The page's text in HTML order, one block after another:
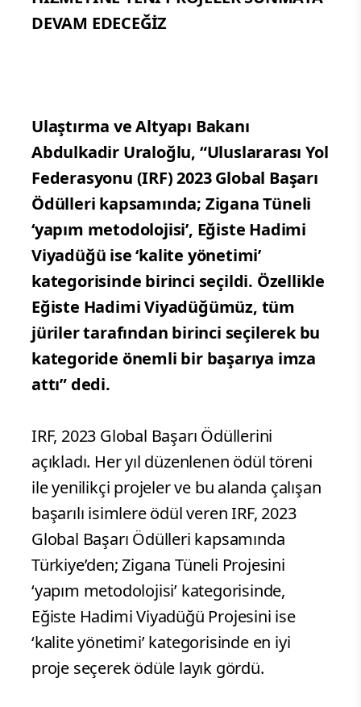
DEVAM EDECEĞİZ
Ulaştırma ve Altyapı Bakanı
Abdulkadir Uraloğlu, “Uluslararası Yol
Federasyonu (IRF) 2023 Global Başarı
Ödülleri kapsamında; Zigana Tüneli
‘yapım metodolojisi’, Eğiste Hadimi
Viyadüğü ise ‘kalite yönetimi’
kategorisinde birinci seçildi. Özellikle
Eğiste Hadimi Viyadüğümüz, tüm
jüriler tarafından birinci seçilerek bu
kategoride önemli bir başarıya imza
attı” dedi.
IRF, 2023 Global Başarı Ödüllerini
açıkladı. Her yıl düzenlenen ödül töreni
ile yenilikçi projeler ve bu alanda çalışan
başarılı isimlere ödül veren IRF, 2023
Global Başarı Ödülleri kapsamında
Türkiye’den; Zigana Tüneli Projesini
‘yapım metodolojisi’ kategorisinde,
Eğiste Hadimi Viyadüğü Projesini ise
‘kalite yönetimi’ kategorisinde en iyi
proje seçerek ödüle layık gördü.